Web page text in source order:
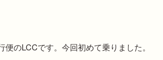
のLCCです。今回初めて乗りました。